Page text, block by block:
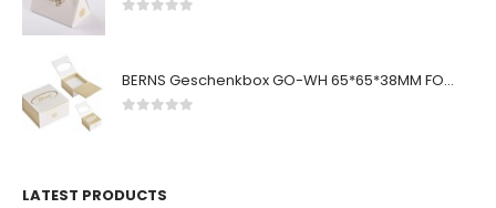
BERNS Geschenkbox GO-WH 65*65*38MM FOR SMALL SETS
LATEST PRODUCTS